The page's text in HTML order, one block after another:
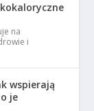
na
i
wspierają
je